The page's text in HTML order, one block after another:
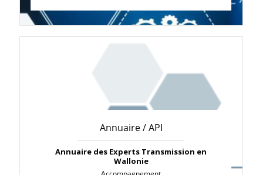
Annuaire / API
Annuaire des Experts Transmission en
Wallonie